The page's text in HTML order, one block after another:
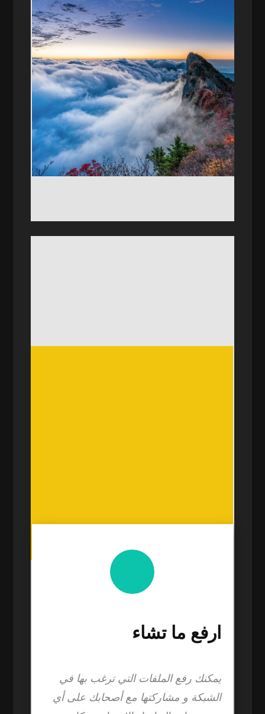
ارفع ما تشاء
يمكنك رفع الملفات التي ترغب بها في
الشبكة و مشاركتها مع أصحابك على أي